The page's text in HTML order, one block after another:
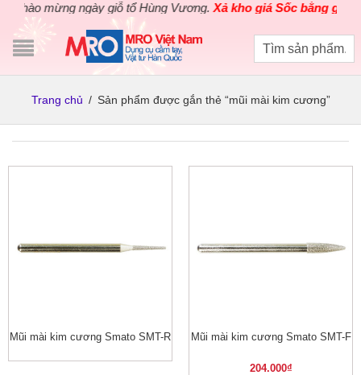
mừng ngày giỗ tổ Hùng Vương.Xả kho giá Sốc bằng giá Gốc
Trang chủ / Sản phẩm được gắn thẻ “mũi mài kim cương”
Mũi mài kim cương Smato SMT-R Mũi mài kim cương Smato SMT-F
204.000₫